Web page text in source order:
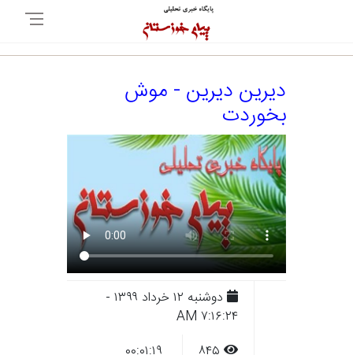
دیرین دیرین - موش
بخوردت
دوشنبه ۱۲ خرداد ۱۳۹۹ -
۷:۱۶:۲۴ AM